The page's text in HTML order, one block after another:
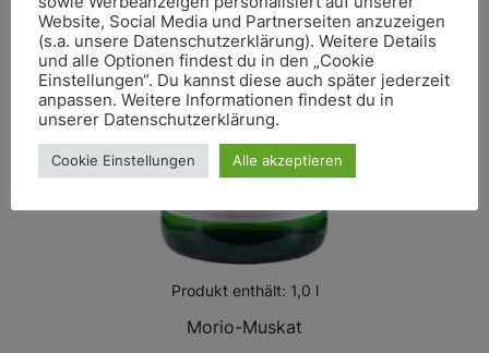
Produkt enthält: 1,0 l
Morio-Muskat
Website, Social Media und Partnerseiten anzuzeigen
(s.a. unsere Datenschutzerklärung). Weitere Details
und alle Optionen findest du in den „Cookie
Einstellungen“. Du kannst diese auch später jederzeit
anpassen. Weitere Informationen findest du in
unserer Datenschutzerklärung.
Cookie Einstellungen Alle akzeptieren